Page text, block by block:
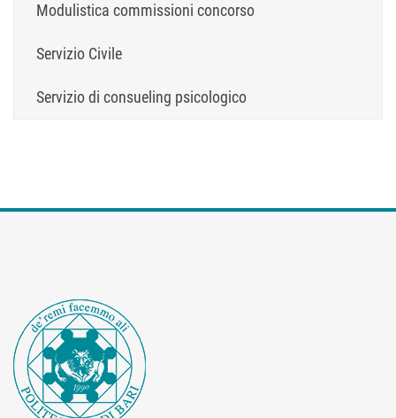
Modulistica commissioni concorso
Servizio Civile
Servizio di consueling psicologico